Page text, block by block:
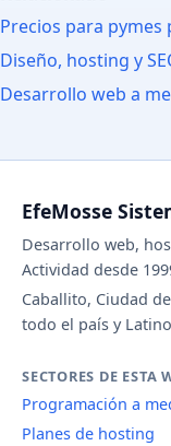
Precios para
Diseño, hosting y
Desarrollo web a
EfeMosse
Desarrollo web,
Actividad desde
Caballito, Ciudad
todo el país y
SECTORES DE ESTA
Programación a
Planes de hosting